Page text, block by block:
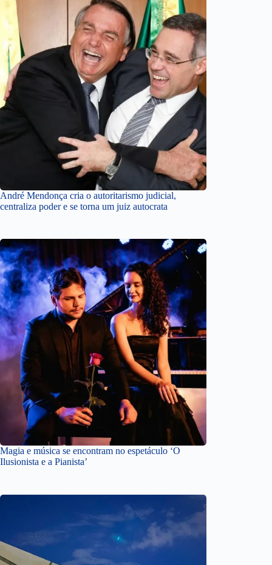
André Mendonça cria o autoritarismo judicial,
centraliza poder e se torna um juiz autocrata
Magia e música se encontram no espetáculo ‘O
Ilusionista e a Pianista’